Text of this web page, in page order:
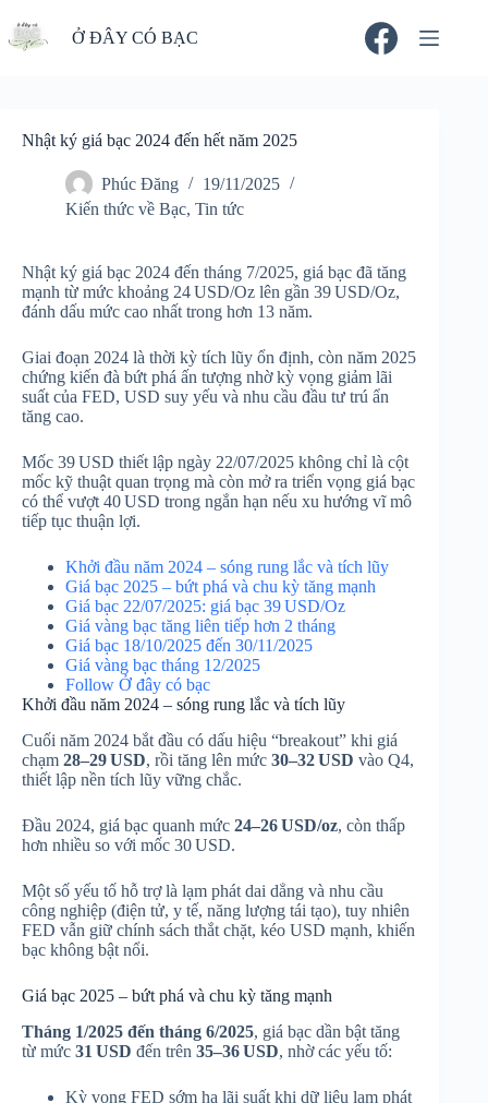
đến
phần
Ở ĐÂY CÓ BẠC
Nhật ký giá bạc 2024 đến hết năm 2025
Phúc Đăng
19/11/2025
Kiến thức về Bạc, Tin tức
Nhật ký giá bạc 2024 đến tháng 7/2025, giá bạc đã tăng
mạnh từ mức khoảng 24 USD/Oz lên gần 39 USD/Oz,
đánh dấu mức cao nhất trong hơn 13 năm.
Giai đoạn 2024 là thời kỳ tích lũy ổn định, còn năm 2025
chứng kiến đà bứt phá ấn tượng nhờ kỳ vọng giảm lãi
suất của FED, USD suy yếu và nhu cầu đầu tư trú ẩn
tăng cao.
Mốc 39 USD thiết lập ngày 22/07/2025 không chỉ là cột
mốc kỹ thuật quan trọng mà còn mở ra triển vọng giá bạc
có thể vượt 40 USD trong ngắn hạn nếu xu hướng vĩ mô
tiếp tục thuận lợi.
Khởi đầu năm 2024 – sóng rung lắc và tích lũy
Giá bạc 2025 – bứt phá và chu kỳ tăng mạnh
Giá bạc 22/07/2025: giá bạc 39 USD/Oz
Giá vàng bạc tăng liên tiếp hơn 2 tháng
Giá bạc 18/10/2025 đến 30/11/2025
Giá vàng bạc tháng 12/2025
Follow Ở đây có bạc
Khởi đầu năm 2024 – sóng rung lắc và tích lũy
Cuối năm 2024 bắt đầu có dấu hiệu “breakout” khi giá
chạm 28–29 USD, rồi tăng lên mức 30–32 USD vào Q4,
thiết lập nền tích lũy vững chắc.
Đầu 2024, giá bạc quanh mức 24–26 USD/oz, còn thấp
hơn nhiều so với mốc 30 USD.
Một số yếu tố hỗ trợ là lạm phát dai dẳng và nhu cầu
công nghiệp (điện tử, y tế, năng lượng tái tạo), tuy nhiên
FED vẫn giữ chính sách thắt chặt, kéo USD mạnh, khiến
bạc không bật nổi.
Giá bạc 2025 – bứt phá và chu kỳ tăng mạnh
Tháng 1/2025 đến tháng 6/2025, giá bạc dần bật tăng
từ mức 31 USD đến trên 35–36 USD, nhờ các yếu tố:
Kỳ vọng FED sớm hạ lãi suất khi dữ liệu lạm phát